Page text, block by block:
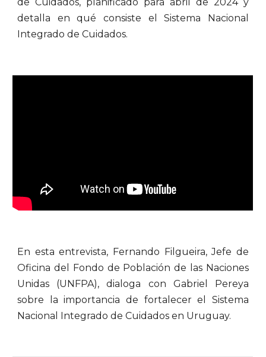
de Cuidados, planificado para abril de 2024 y
detalla en qué consiste el Sistema Nacional
Integrado de Cuidados.
En esta entrevista, Fernando Filgueira, Jefe de
Oficina del Fondo de Población de las Naciones
Unidas (UNFPA), dialoga con Gabriel Pereya
sobre la importancia de fortalecer el Sistema
Nacional Integrado de Cuidados en Uruguay.